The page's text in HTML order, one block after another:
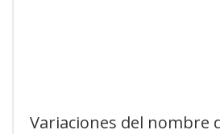
Variaciones del nombre